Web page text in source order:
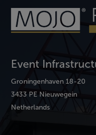
Event
Groningenhaven 18-20
3433 PE Nieuwegein
Netherlands